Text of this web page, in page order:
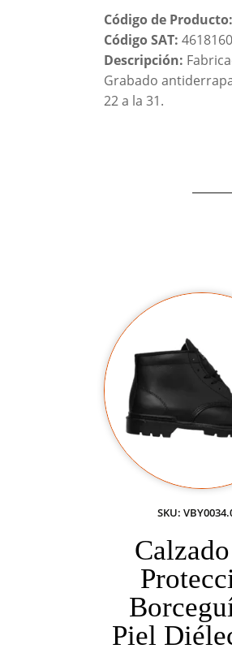
Código de Producto:
Código SAT:
Descripción:
Grabado
22 a la 31.
SKU:
Piel